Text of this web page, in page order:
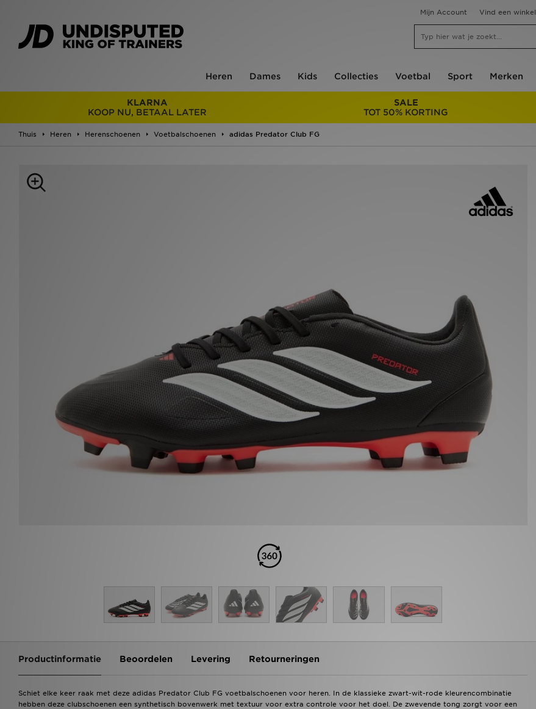
Mijn Account Vind een winkel
Heren Dames Kids Collecties Voetbal Sport Merken
KLARNA
KOOP NU, BETAAL LATER
SALE
TOT 50% KORTING
Thuis Heren Herenschoenen Voetbalschoenen adidas Predator Club FG
Productinformatie Beoordelen Levering Retourneringen
Schiet elke keer raak met deze adidas Predator Club FG voetbalschoenen voor heren. In de klassieke zwart-wit-rode kleurencombinatie
hebben deze clubschoenen een synthetisch bovenwerk met textuur voor extra controle voor het doel. De zwevende tong zorgt voor een